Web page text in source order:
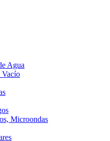
Agua
Vacío
Microondas